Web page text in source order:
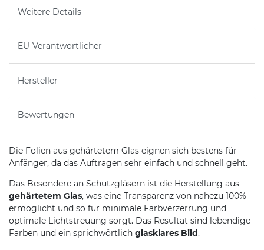
Weitere Details
EU-Verantwortlicher
Hersteller
Bewertungen
Die Folien aus gehärtetem Glas eignen sich bestens für
Anfänger, da das Auftragen sehr einfach und schnell geht.
Das Besondere an Schutzgläsern ist die Herstellung aus
gehärtetem Glas, was eine Transparenz von nahezu 100%
ermöglicht und so für minimale Farbverzerrung und
optimale Lichtstreuung sorgt. Das Resultat sind lebendige
Farben und ein sprichwörtlich glasklares Bild.